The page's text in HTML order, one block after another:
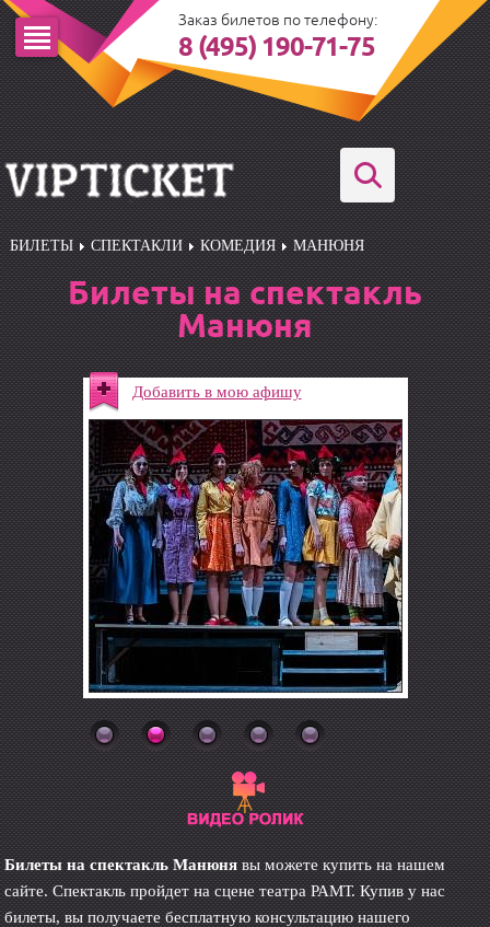
Заказ билетов по телефону:
8 (495) 190-71-75
БИЛЕТЫ СПЕКТАКЛИ КОМЕДИЯ МАНЮНЯ
Билеты на спектакль
Манюня
Добавить в мою афишу
Билеты на спектакль Манюнявы можете купить на нашем
сайте. Спектакль пройдет на сцене театра РАМТ. Купив у нас
билеты, вы получаете бесплатную консультацию нашего